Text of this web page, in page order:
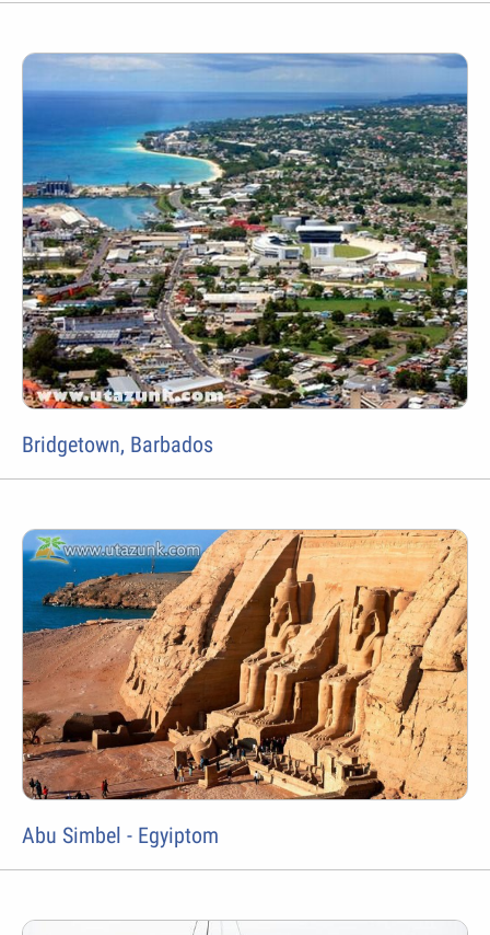
Bridgetown, Barbados
Abu Simbel - Egyiptom